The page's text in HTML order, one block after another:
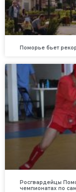
Поморье бьет
Росгвардейцы
чемпионатах по